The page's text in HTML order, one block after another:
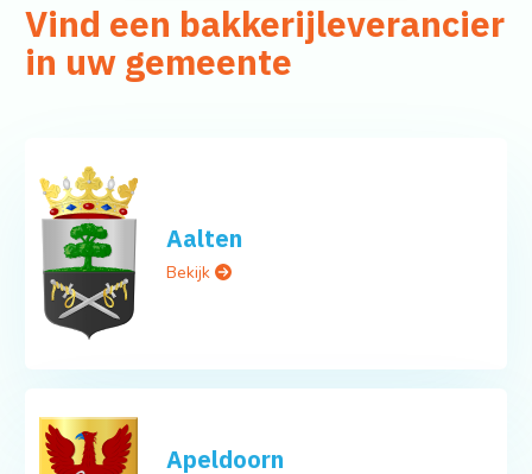
Vind een bakkerijleverancier
in uw gemeente
Aalten
Bekijk
Apeldoorn